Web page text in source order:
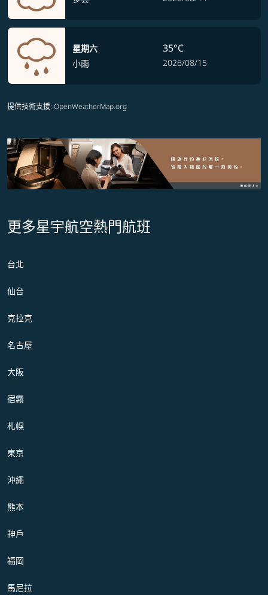
星期六
小雨
35°C
2026/08/15
提供技術支援: OpenWeatherMap.org
更多星宇航空熱門航班
台北
仙台
克拉克
名古屋
大阪
宿霧
札幌
東京
沖繩
熊本
神戶
福岡
馬尼拉